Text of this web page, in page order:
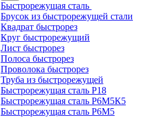
Быстрорежущая сталь
Брусок из быстрорежущей стали
Квадрат быстрорез
Круг быстрорежущий
Лист быстрорез
Полоса быстрорез
Проволока быстрорез
Труба из быстрорежущей
Быстрорежущая сталь Р18
Быстрорежущая сталь Р6М5К5
Быстрорежущая сталь Р6М5